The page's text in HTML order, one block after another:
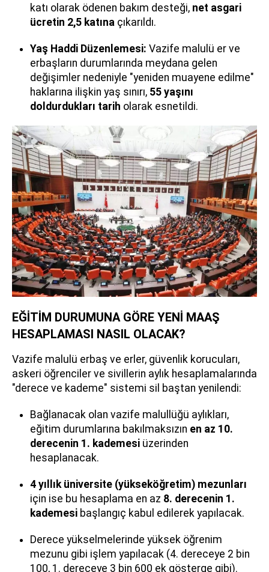
katı olarak ödenen bakım desteği, net asgari
ücretin 2,5 katına çıkarıldı.
Yaş Haddi Düzenlemesi: Vazife malulü er ve
erbaşların durumlarında meydana gelen
değişimler nedeniyle "yeniden muayene edilme"
haklarına ilişkin yaş sınırı, 55 yaşını
doldurdukları tarih olarak esnetildi.
EĞİTİM DURUMUNA GÖRE YENİ MAAŞ
HESAPLAMASI NASIL OLACAK?
Vazife malulü erbaş ve erler, güvenlik korucuları,
askeri öğrenciler ve sivillerin aylık hesaplamalarında
"derece ve kademe" sistemi sil baştan yenilendi:
Bağlanacak olan vazife malullüğü aylıkları,
eğitim durumlarına bakılmaksızın en az 10.
derecenin 1. kademesi üzerinden
hesaplanacak.
4 yıllık üniversite (yükseköğretim) mezunları
için ise bu hesaplama en az 8. derecenin 1.
kademesi başlangıç kabul edilerek yapılacak.
Derece yükselmelerinde yüksek öğrenim
mezunu gibi işlem yapılacak (4. dereceye 2 bin
100, 1. dereceye 3 bin 600 ek gösterge gibi).